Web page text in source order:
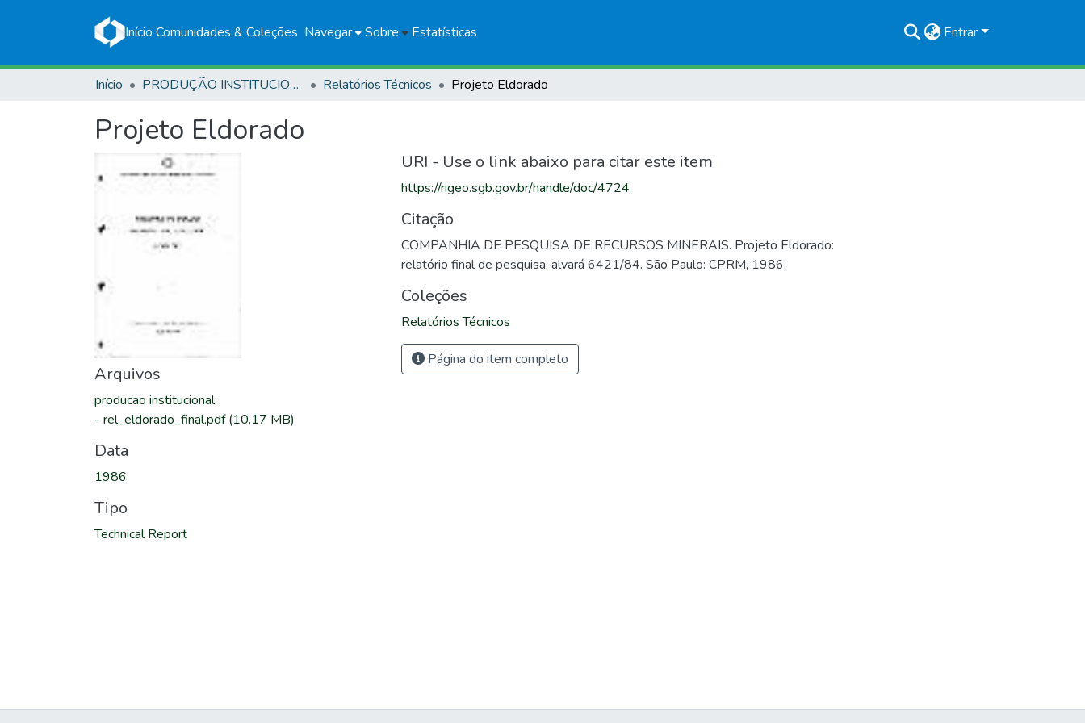
Início Comunidades & Coleções Navegar Sobre Estatísticas Entrar
Início PRODUÇÃO INSTITUCIONAL Relatórios Técnicos Projeto Eldorado
Projeto Eldorado
Arquivos
producao institucional:
- rel_eldorado_final.pdf(10.17 MB)
Data
1986
Tipo
Technical Report
URI - Use o link abaixo para citar este item
https://rigeo.sgb.gov.br/handle/doc/4724
Citação
COMPANHIA DE PESQUISA DE RECURSOS MINERAIS. Projeto Eldorado:
relatório final de pesquisa, alvará 6421/84. São Paulo: CPRM, 1986.
Coleções
Relatórios Técnicos
Página do item completo